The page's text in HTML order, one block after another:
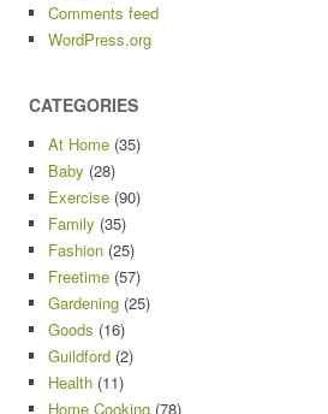
Comments feed
WordPress.org
CATEGORIES
At Home (35)
Baby (28)
Exercise (90)
Family (35)
Fashion (25)
Freetime (57)
Gardening (25)
Goods (16)
Guildford (2)
Health (11)
Home Cooking (78)